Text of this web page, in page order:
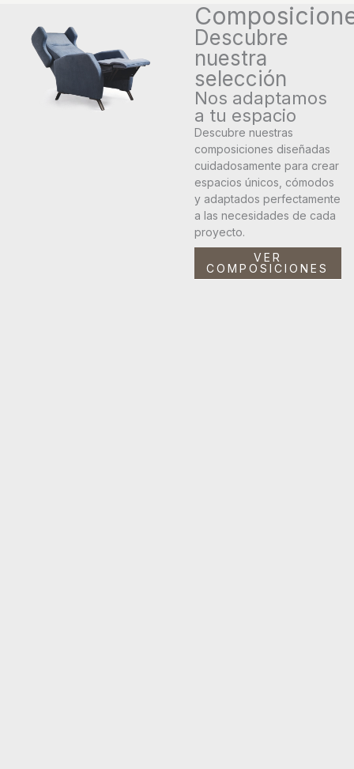
Descubre
nuestra
selección
Nos adaptamos
a tu espacio
Descubre nuestras
composiciones diseñadas
cuidadosamente para crear
espacios únicos, cómodos
y adaptados perfectamente
a las necesidades de cada
proyecto.
VER
COMPOSICIONES